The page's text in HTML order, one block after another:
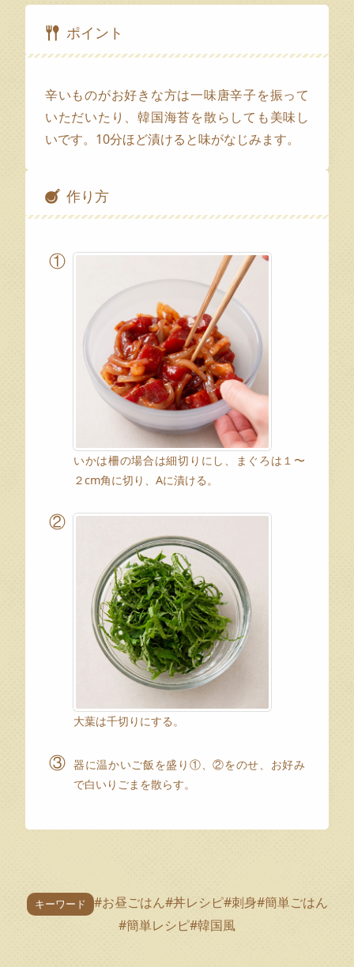
ポイント
辛いものがお好きな方は一味唐辛子を振って
いただいたり、韓国海苔を散らしても美味し
いです。10分ほど漬けると味がなじみます。
作り方
①
いかは柵の場合は細切りにし、まぐろは１〜
２cm角に切り、Aに漬ける。
②
大葉は千切りにする。
③ 器に温かいご飯を盛り①、②をのせ、お好み
で白いりごまを散らす。
キーワード #お昼ごはん#丼レシピ#刺身#簡単ごはん
#簡単レシピ#韓国風